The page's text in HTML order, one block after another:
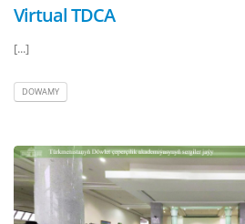
Virtual TDCA
[...]
DOWAMY